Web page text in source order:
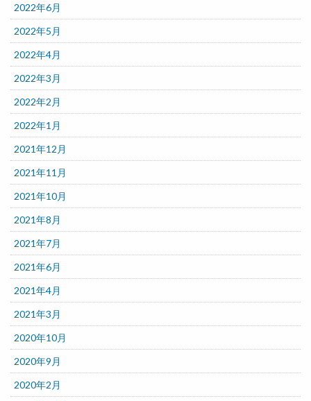
2022年6月
2022年5月
2022年4月
2022年3月
2022年2月
2022年1月
2021年12月
2021年11月
2021年10月
2021年8月
2021年7月
2021年6月
2021年4月
2021年3月
2020年10月
2020年9月
2020年2月